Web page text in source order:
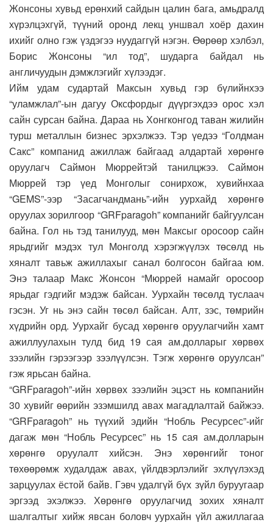
Жонсоны хувьд ерөнхий сайдын цалин бага, амьдралд
хүрэлцэхгүй, түүний оронд лекц уншвал хоёр дахин
ихийг олно гэж үздэгээ нуудаггүй нэгэн. Өөрөөр хэлбэл,
Борис Жонсоны “ил тод”, шударга байдал нь
англичуудын дэмжлэгийг хүлээдэг.
Ийм удам судартай Максын хувьд гэр бүлийнхээ
“уламжлал”-ын дагуу Оксфордыг дүүргэхдээ орос хэл
сайн сурсан байна. Дараа нь Хонгконгод таван жилийн
турш металлын бизнес эрхэлжээ. Тэр үедээ “Голдман
Сакс” компанид ажиллаж байгаад алдартай хөрөнгө
оруулагч Саймон Мюррейтэй танилцжээ. Саймон
Мюррей тэр үед Монголыг сонирхож, хувийнхаа
“GEMS”-ээр “Засагчандмань”-ийн уурхайд хөрөнгө
оруулах зорилгоор “GRFparagoh” компанийг байгуулсан
байна. Гол нь тэд танилууд, мөн Максыг оросоор сайн
ярьдгийг мэдэх тул Монголд хэрэгжүүлэх төсөлд нь
хяналт тавьж ажиллахыг санал болгосон байгаа юм.
Энэ талаар Макс Жонсон “Мюррей намайг оросоор
ярьдаг гэдгийг мэдэж байсан. Уурхайн төсөлд туслаач
гэсэн. Уг нь энэ сайн төсөл байсан. Алт, зэс, төмрийн
хүдрийн орд. Уурхайг бусад хөрөнгө оруулагчийн хамт
ажиллуулахын тулд бид 19 сая ам.долларыг хөрвөх
зээлийн гэрээгээр зээлүүлсэн. Тэгж хөрөнгө оруулсан”
гэж ярьсан байна.
“GRFparagoh”-ийн хөрвөх зээлийн эцэст нь компанийн
30 хувийг өөрийн эзэмшилд авах магадлалтай байжээ.
“GRFparagoh” нь түүхий эдийн “Нобль Ресурсес”-ийг
дагаж мөн “Нобль Ресурсес” нь 15 сая ам.долларын
хөрөнгө оруулалт хийсэн. Энэ хөрөнгийг тоног
төхөөрөмж худалдаж авах, үйлдвэрлэлийг эхлүүлэхэд
зарцуулах ёстой байв. Гэвч удалгүй бүх зүйл буруугаар
эргээд эхэлжээ. Хөрөнгө оруулагчид зохих хяналт
шалгалтыг хийж явсан боловч уурхайн үйл ажиллагаа